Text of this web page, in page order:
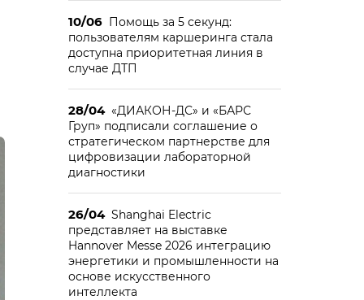
10/06 Помощь за 5 секунд:
пользователям каршеринга стала
доступна приоритетная линия в
случае ДТП
28/04 «ДИАКОН-ДС» и «БАРС
Груп» подписали соглашение о
стратегическом партнерстве для
цифровизации лабораторной
диагностики
26/04 Shanghai Electric
представляет на выставке
Hannover Messe 2026 интеграцию
энергетики и промышленности на
основе искусственного
интеллекта